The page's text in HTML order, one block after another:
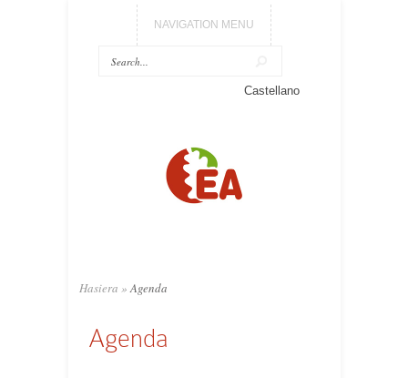
NAVIGATION MENU
Castellano
Hasiera » Agenda
Agenda